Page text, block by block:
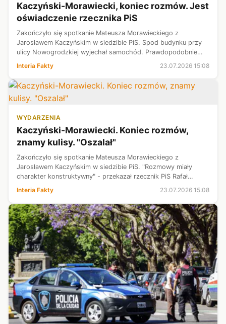
Kaczyński-Morawiecki, koniec rozmów. Jest
oświadczenie rzecznika PiS
Zakończyło się spotkanie Mateusza Morawieckiego z
Jarosławem Kaczyńskim w siedzibie PiS. Spod budynku przy
ulicy Nowogrodzkiej wyjechał samochód. Prawdopodobnie
podróżował nim Morawiecki. Dziennikarze prosili o komentarz
po spotkaniu, ale polityk nie...
Interia Fakty 23.07.2026 15:08
WYDARZENIA
Kaczyński-Morawiecki. Koniec rozmów,
znamy kulisy. "Oszalał"
Zakończyło się spotkanie Mateusza Morawieckiego z
Jarosławem Kaczyńskim w siedzibie PiS. "Rozmowy miały
charakter konstruktywny" - przekazał rzecznik PiS Rafał
Bochenek w oświadczeniu opublikowanym na X. Jak przekazał
Interii jeden z posłów, Kaczyńsk...
Interia Fakty 23.07.2026 15:08